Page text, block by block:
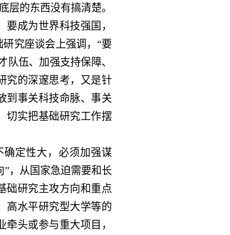
层的东西没有搞清楚。
成为世界科技强国，
究座谈会上强调，“要
伍、加强支持保障、
究的深邃思考，又是针
到事关科技命脉、事关
切实把基础研究工作摆
定性大，必须加强谋
”，从国家急迫需要和长
础研究主攻方向和重点
高水平研究型大学等的
头或参与重大项目，